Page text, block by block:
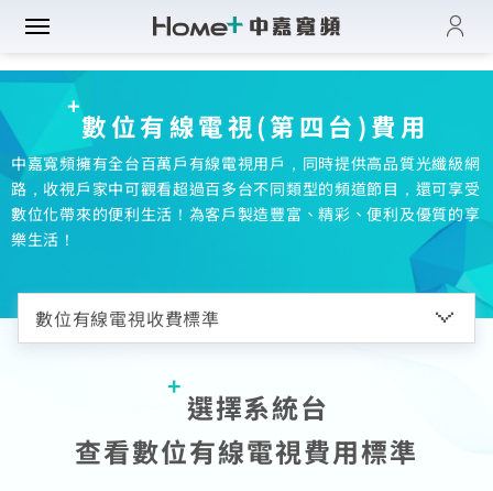
市
速翻倍
年短約
系列方案
服務
惠
壢平鎮觀音
橋土城限定
雄區域限定
案
方案
創！計量光纖
品介紹
樂
流影音介紹
電子發票查詢
進度查詢
數位有線電視(第四台)費用
中嘉寬頻擁有全台百萬戶有線電視用戶，同時提供高品質光纖級網
路，收視戶家中可觀看超過百多台不同類型的頻道節目，還可享受
數位化帶來的便利生活！為客戶製造豐富、精彩、便利及優質的享
樂生活！
選擇系統台
查看數位有線電視費用標準